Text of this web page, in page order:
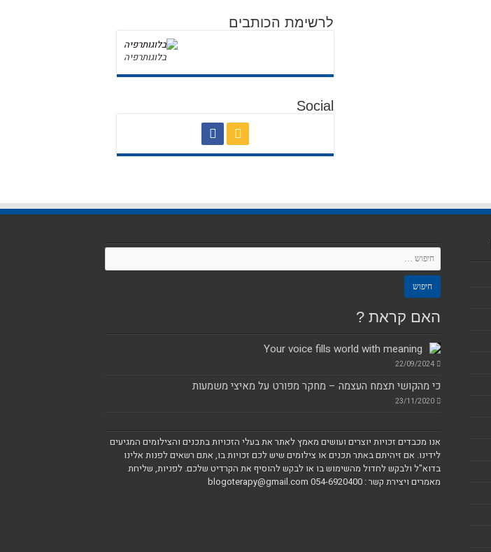
לרשימת הכותבים
בלוגותרפיה
Social
האם קראת ?
Your voice fills world with meaning
22/09/2024
כי מהקושי תצמח העצמה – מחקר מפורט על מאיצי משמעות
23/11/2020
אנו מכבדים זכויות יוצרים ועושים מאמץ לאתר את בעלי הזכויות בתכנים והצילומים המגיעים
לידינו. אם זיהיתם באתר תכנים או צילומים שיש לכם זכויות בו, אתם רשאים לפנות אלינו
בדוא"ל ולבקש לחדול מהשימוש בו או לבקש להוסיף את הקרדיט שלכם. לפניות, שליחת
מאמרים ויצירת קשר : blogoterapy@gmail.com 054-6920400